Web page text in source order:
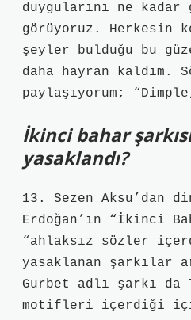
duygularını ne kadar
görüyoruz. Herkesin
şeyler bulduğu bu
daha hayran kaldım.
paylaşıyorum;
İkinci bahar
yasaklandı?
13. Sezen Aksu’dan
Erdoğan’ın “İkinci
“ahlaksız sözler
yasaklanan şarkılar
Gurbet adlı şarkı da
motifleri içerdiği